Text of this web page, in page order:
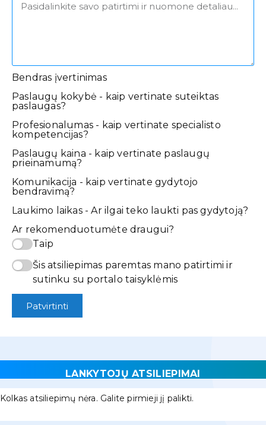
Bendras įvertinimas
Paslaugų kokybė - kaip vertinate suteiktas
paslaugas?
Profesionalumas - kaip vertinate specialisto
kompetencijas?
Paslaugų kaina - kaip vertinate paslaugų
prieinamumą?
Komunikacija - kaip vertinate gydytojo
bendravimą?
Laukimo laikas - Ar ilgai teko laukti pas gydytoją?
Ar rekomenduotumėte draugui?
Taip
Šis atsiliepimas paremtas mano patirtimi ir
sutinku su portalo taisyklėmis
Patvirtinti
LANKYTOJŲ ATSILIEPIMAI
Kolkas atsiliepimų nėra. Galite pirmieji jį palikti.